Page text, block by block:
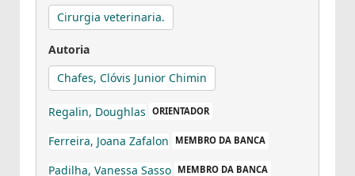
Cirurgia veterinaria.
Autoria
Chafes, Clóvis Junior Chimin
Regalin, Doughlas ORIENTADOR
Ferreira, Joana Zafalon MEMBRO DA BANCA
Padilha, Vanessa Sasso MEMBRO DA BANCA